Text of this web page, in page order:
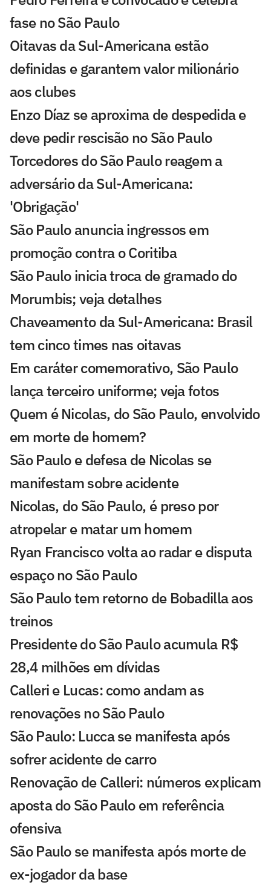
fase no São Paulo
Oitavas da Sul-Americana estão
definidas e garantem valor milionário
aos clubes
Enzo Díaz se aproxima de despedida e
deve pedir rescisão no São Paulo
Torcedores do São Paulo reagem a
adversário da Sul-Americana:
'Obrigação'
São Paulo anuncia ingressos em
promoção contra o Coritiba
São Paulo inicia troca de gramado do
Morumbis; veja detalhes
Chaveamento da Sul-Americana: Brasil
tem cinco times nas oitavas
Em caráter comemorativo, São Paulo
lança terceiro uniforme; veja fotos
Quem é Nicolas, do São Paulo, envolvido
em morte de homem?
São Paulo e defesa de Nicolas se
manifestam sobre acidente
Nicolas, do São Paulo, é preso por
atropelar e matar um homem
Ryan Francisco volta ao radar e disputa
espaço no São Paulo
São Paulo tem retorno de Bobadilla aos
treinos
Presidente do São Paulo acumula R$
28,4 milhões em dívidas
Calleri e Lucas: como andam as
renovações no São Paulo
São Paulo: Lucca se manifesta após
sofrer acidente de carro
Renovação de Calleri: números explicam
aposta do São Paulo em referência
ofensiva
São Paulo se manifesta após morte de
ex-jogador da base